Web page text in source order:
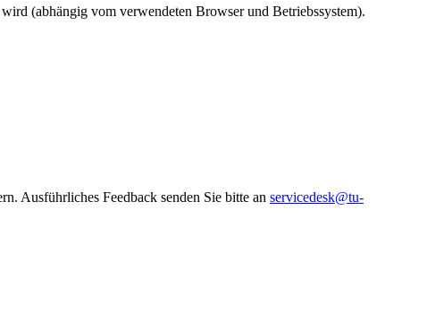
(abhängig vom verwendeten Browser und Betriebssystem).
Ausführliches Feedback senden Sie bitte an servicedesk@tu-